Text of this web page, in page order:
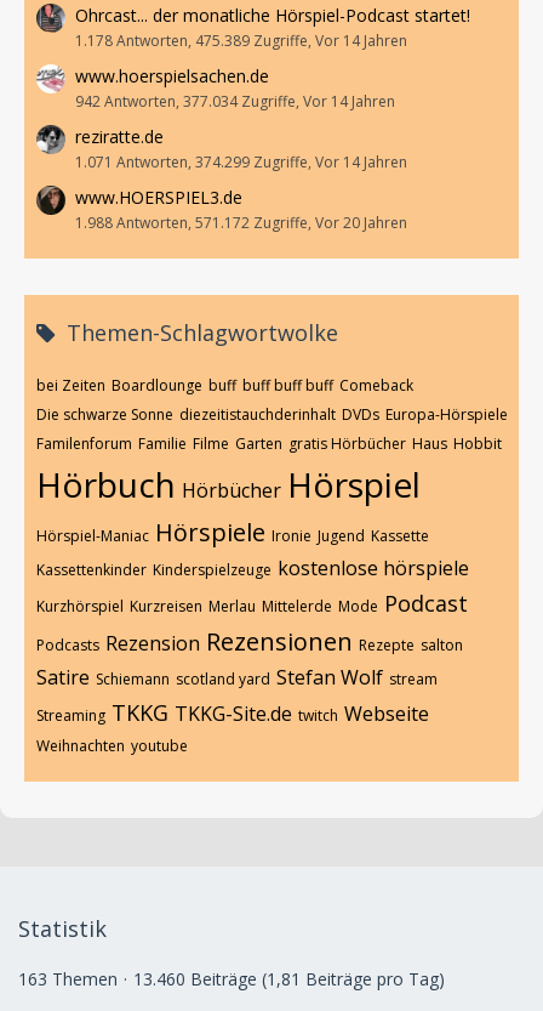
Ohrcast... der monatliche Hörspiel-Podcast startet!
1.178 Antworten, 475.389 Zugriffe, Vor 14 Jahren
www.hoerspielsachen.de
942 Antworten, 377.034 Zugriffe, Vor 14 Jahren
reziratte.de
1.071 Antworten, 374.299 Zugriffe, Vor 14 Jahren
www.HOERSPIEL3.de
1.988 Antworten, 571.172 Zugriffe, Vor 20 Jahren
Themen-Schlagwortwolke
bei Zeiten Boardlounge buff buff buff buff Comeback
Die schwarze Sonne diezeitistauchderinhalt DVDs Europa-Hörspiele
Familenforum Familie Filme Garten gratis Hörbücher Haus Hobbit
Hörbuch Hörbücher Hörspiel
Hörspiel-Maniac Hörspiele Ironie Jugend Kassette
Kassettenkinder Kinderspielzeuge kostenlose hörspiele
Kurzhörspiel Kurzreisen Merlau Mittelerde Mode Podcast
Podcasts Rezension Rezensionen Rezepte salton
Satire Schiemann scotland yard Stefan Wolf stream
Streaming TKKG TKKG-Site.de twitch Webseite
Weihnachten youtube
Statistik
163 Themen 13.460 Beiträge (1,81 Beiträge pro Tag)